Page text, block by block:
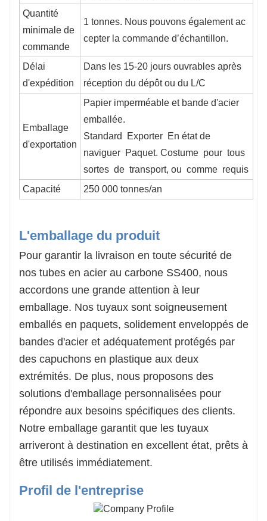
Quantité
minimale de
commande
1 tonnes. Nous pouvons également ac
cepter la commande d’échantillon.
Délai
d'expédition
Dans les 15-20 jours ouvrables après
réception du dépôt ou du L/C
Emballage
d'exportation
Papier imperméable et bande d'acier
emballée.
Standard
Exporter En état de
naviguer Paquet. Costume pour tous
sortes de transport, ou comme requis
Capacité
250 000 tonnes/an
L'emballage du produit
Pour garantir la livraison en toute sécurité de
nos tubes en acier au carbone SS400, nous
accordons une grande attention à leur
emballage. Nos tuyaux sont soigneusement
emballés en paquets, solidement enveloppés de
bandes d'acier et adéquatement protégés par
des capuchons en plastique aux deux
extrémités. De plus, nous proposons des
solutions d'emballage personnalisées pour
répondre aux besoins spécifiques des clients.
Notre emballage garantit que les tuyaux
arriveront à destination en excellent état, prêts à
être utilisés immédiatement.
Profil de l'entreprise